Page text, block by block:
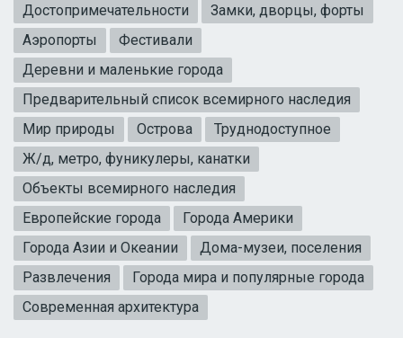
Достопримечательности
Замки, дворцы, форты
Аэропорты
Фестивали
Деревни и маленькие города
Предварительный список всемирного наследия
Мир природы
Острова
Труднодоступное
Ж/д, метро, фуникулеры, канатки
Объекты всемирного наследия
Европейские города
Города Америки
Города Азии и Океании
Дома-музеи, поселения
Развлечения
Города мира и популярные города
Современная архитектура